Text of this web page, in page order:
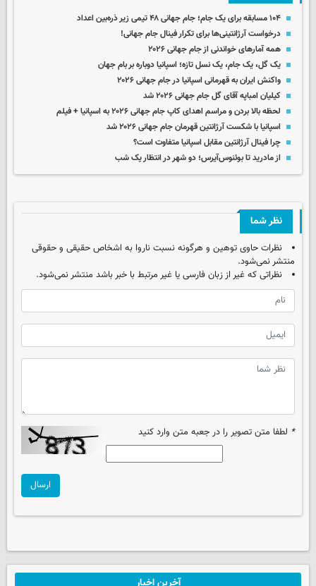
۱۰۴ مسابقه برای یک جام؛ جام جهانی ۴۸ تیمی زیر ذره‌بین اعداد
درخواست آرژانتینی‌ها برای تکرار فینال جام جهانی!
همه آمارهای خواندنی از جام جهانی ۲۰۲۶
یک گل، یک جام، یک نسل تازه؛ اسپانیا دوباره بر بام جهان
واکنش ایران به قهرمانی اسپانیا در جام جهانی ۲۰۲۶
کیلیان امباپه آقای گل جام جهانی ۲۰۲۶ شد
لحظه بالا بردن و مراسم اهدای کاپ جام جهانی ۲۰۲۶ به اسپانیا + فیلم
اسپانیا با شکست آرژانتین قهرمان جام جهانی ۲۰۲۶ شد
چرا فینال آرژانتین مقابل اسپانیا متفاوت است؟
از مادرید تا بوئنوس‌آیرس؛ دو شهر در انتظار یک شب
نظر شما
نظرات حاوی توهین و هرگونه نسبت ناروا به اشخاص حقیقی و حقوقی
منتشر نمی‌شود.
نظراتی که غیر از زبان فارسی یا غیر مرتبط با خبر باشد منتشر نمی‌شود.
* لطفا متن تصویر را در جعبه متن وارد کنید
ارسال
آخرین اخبار